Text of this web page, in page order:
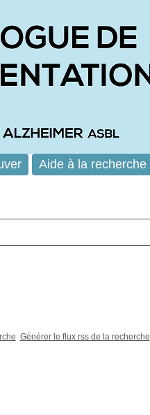
Générer le flux rss de la recherche
Aide à la recherche